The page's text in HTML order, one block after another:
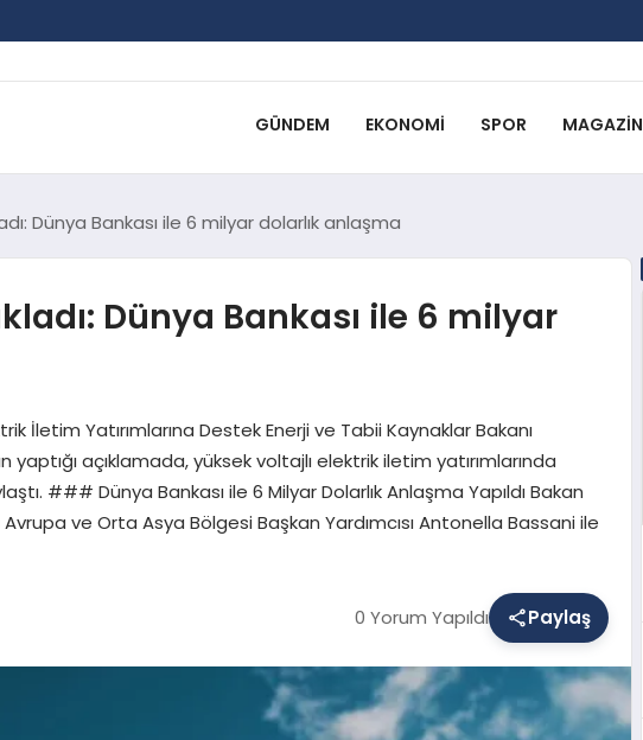
GÜNDEM EKONOMI SPOR MAGAZIN
Dünya Bankası ile 6 milyar dolarlık anlaşma
Dünya Bankası ile 6 milyar
İletim Yatırımlarına Destek Enerji ve Tabii Kaynaklar Bakanı
açıklamada, yüksek voltajlı elektrik iletim yatırımlarında
### Dünya Bankası ile 6 Milyar Dolarlık Anlaşma Yapıldı Bakan
ve Orta Asya Bölgesi Başkan Yardımcısı Antonella Bassani ile
0 Yorum Yapıldı Paylaş